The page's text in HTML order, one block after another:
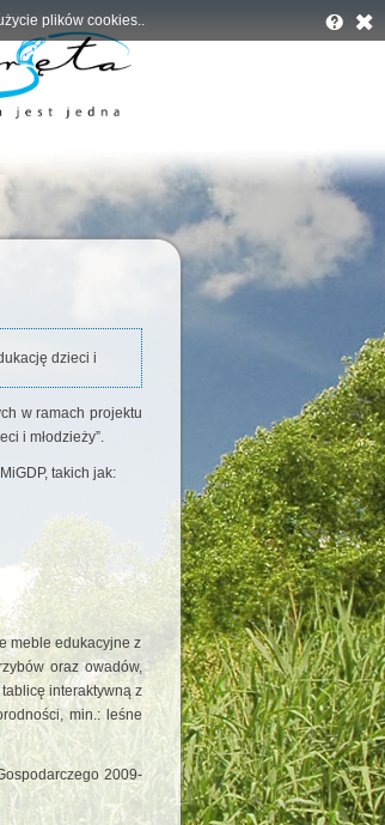
dzieci i
w ramach projektu
i młodzieży”.
takich jak:
meble edukacyjne z
oraz owadów,
interaktywną z
min.: leśne
2009-
plików cookies..